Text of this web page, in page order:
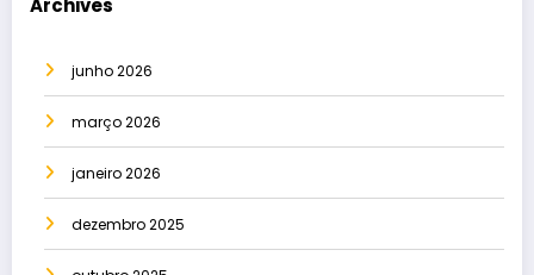
Archives
junho 2026
março 2026
janeiro 2026
dezembro 2025